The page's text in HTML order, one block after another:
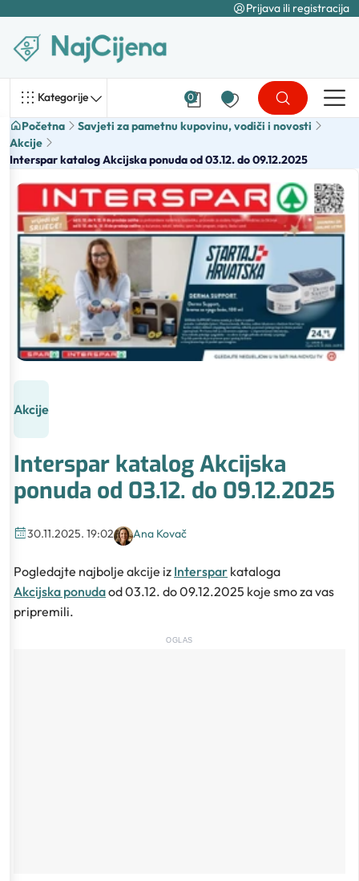
Prijava ili registracija
Kategorije 0
Početna
Savjeti za pametnu kupovinu, vodiči i novosti
Akcije
Interspar katalog Akcijska ponuda od 03.12. do 09.12.2025
Akcije
Interspar katalog Akcijska
ponuda od 03.12. do 09.12.2025
30.11.2025. 19:02 Ana Kovač
Pogledajte najbolje akcije iz Interspar kataloga
Akcijska ponudaod 03.12. do 09.12.2025 koje smo za vas
pripremili.
OGLAS